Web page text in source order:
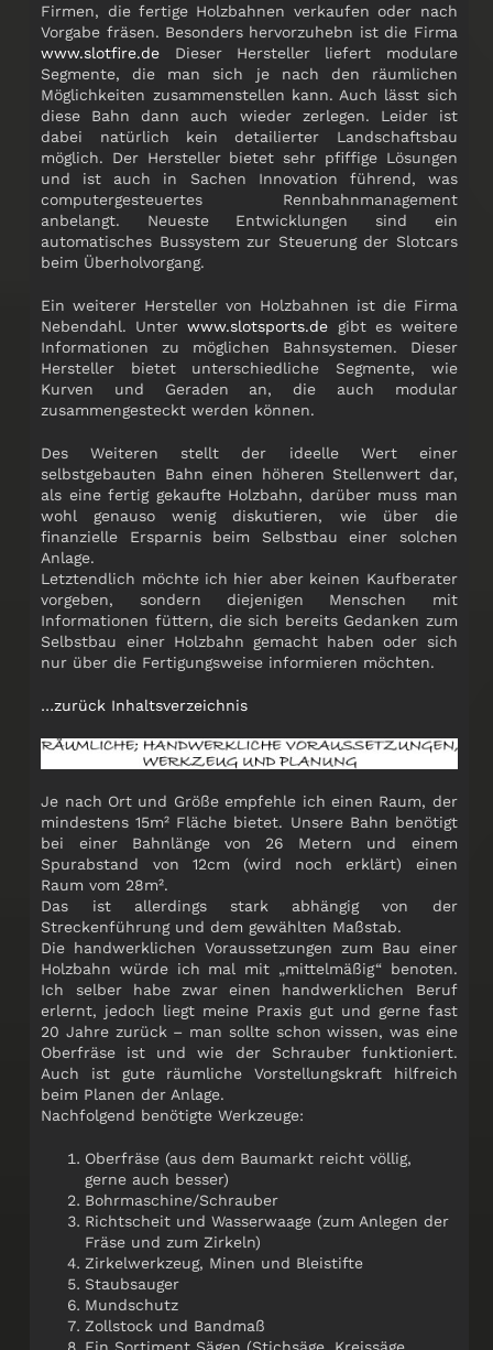
Firmen, die fertige Holzbahnen verkaufen oder nach
Vorgabe fräsen. Besonders hervorzuhebn ist die Firma
www.slotfire.de Dieser Hersteller liefert modulare
Segmente, die man sich je nach den räumlichen
Möglichkeiten zusammenstellen kann. Auch lässt sich
diese Bahn dann auch wieder zerlegen. Leider ist
dabei natürlich kein detailierter Landschaftsbau
möglich. Der Hersteller bietet sehr pfiffige Lösungen
und ist auch in Sachen Innovation führend, was
computergesteuertes Rennbahnmanagement
anbelangt. Neueste Entwicklungen sind ein
automatisches Bussystem zur Steuerung der Slotcars
beim Überholvorgang.
Ein weiterer Hersteller von Holzbahnen ist die Firma
Nebendahl. Unterwww.slotsports.de gibt es weitere
Informationen zu möglichen Bahnsystemen. Dieser
Hersteller bietet unterschiedliche Segmente, wie
Kurven und Geraden an, die auch modular
zusammengesteckt werden können.
Des Weiteren stellt der ideelle Wert einer
selbstgebauten Bahn einen höheren Stellenwert dar,
als eine fertig gekaufte Holzbahn, darüber muss man
wohl genauso wenig diskutieren, wie über die
finanzielle Ersparnis beim Selbstbau einer solchen
Anlage.
Letztendlich möchte ich hier aber keinen Kaufberater
vorgeben, sondern diejenigen Menschen mit
Informationen füttern, die sich bereits Gedanken zum
Selbstbau einer Holzbahn gemacht haben oder sich
nur über die Fertigungsweise informieren möchten.
…zurück Inhaltsverzeichnis
Je nach Ort und Größe empfehle ich einen Raum, der
mindestens 15m² Fläche bietet. Unsere Bahn benötigt
bei einer Bahnlänge von 26 Metern und einem
Spurabstand von 12cm (wird noch erklärt) einen
Raum vom 28m².
Das ist allerdings stark abhängig von der
Streckenführung und dem gewählten Maßstab.
Die handwerklichen Voraussetzungen zum Bau einer
Holzbahn würde ich mal mit „mittelmäßig“ benoten.
Ich selber habe zwar einen handwerklichen Beruf
erlernt, jedoch liegt meine Praxis gut und gerne fast
20 Jahre zurück – man sollte schon wissen, was eine
Oberfräse ist und wie der Schrauber funktioniert.
Auch ist gute räumliche Vorstellungskraft hilfreich
beim Planen der Anlage.
Nachfolgend benötigte Werkzeuge:
Oberfräse (aus dem Baumarkt reicht völlig,
gerne auch besser)
Bohrmaschine/Schrauber
Richtscheit und Wasserwaage (zum Anlegen der
Fräse und zum Zirkeln)
Zirkelwerkzeug, Minen und Bleistifte
Staubsauger
Mundschutz
Zollstock und Bandmaß
Ein Sortiment Sägen (Stichsäge, Kreissäge,